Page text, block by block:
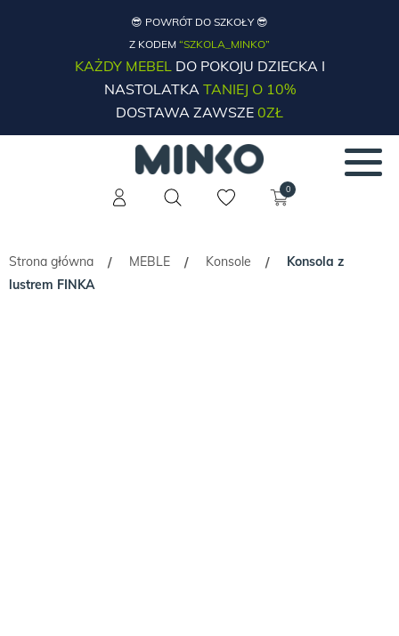
😎 POWRÓT DO SZKOŁY 😎
Z KODEM “SZKOLA_MINKO”
KAŻDY MEBELDO POKOJU DZIECKA I
NASTOLATKATANIEJ O 10%
DOSTAWA ZAWSZE 0ZŁ
0
Strona główna / MEBLE / Konsole /
Konsola z
lustrem FINKA